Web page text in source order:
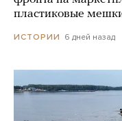
пластиковые
ИСТОРИИ 6 дней назад